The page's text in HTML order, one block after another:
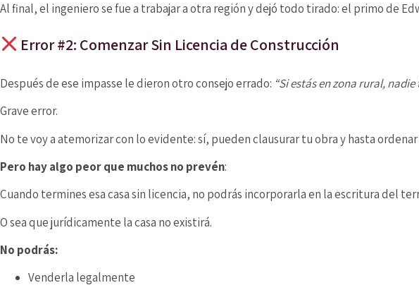
Al final, el ingeniero se fue a trabajar a otra región y dejó todo tirado: el primo de
Error #2: Comenzar Sin Licencia de Construcción
Después de ese impasse le dieron otro consejo errado: “Si estás en zona rural,
Grave error.
No te voy a atemorizar con lo evidente: sí, pueden clausurar tu obra y hasta
Pero hay algo peor que muchos no prevén:
Cuando termines esa casa sin licencia, no podrás incorporarla en la escritura del
O sea que jurídicamente la casa no existirá.
No podrás:
Venderla legalmente